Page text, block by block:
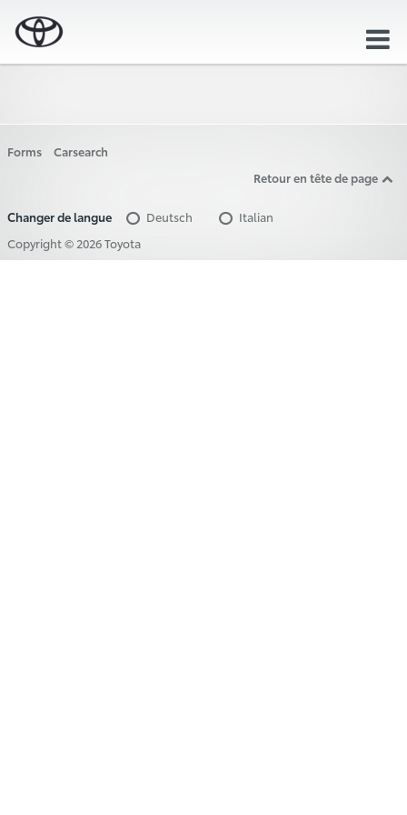
Forms
Carsearch
Retour en tête de page
Changer de langue Deutsch
Italian
Copyright © 2026 Toyota